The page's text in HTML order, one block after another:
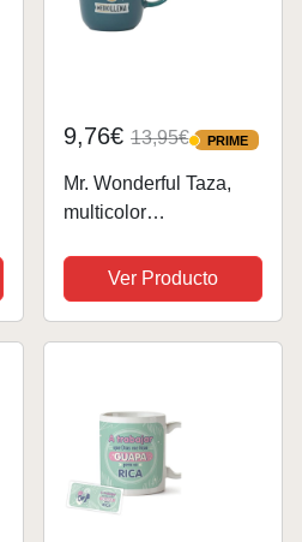
9,76€ 13,95€ PRIME
PRIME
Mr. Wonderful Taza,
multicolor
Ver Producto